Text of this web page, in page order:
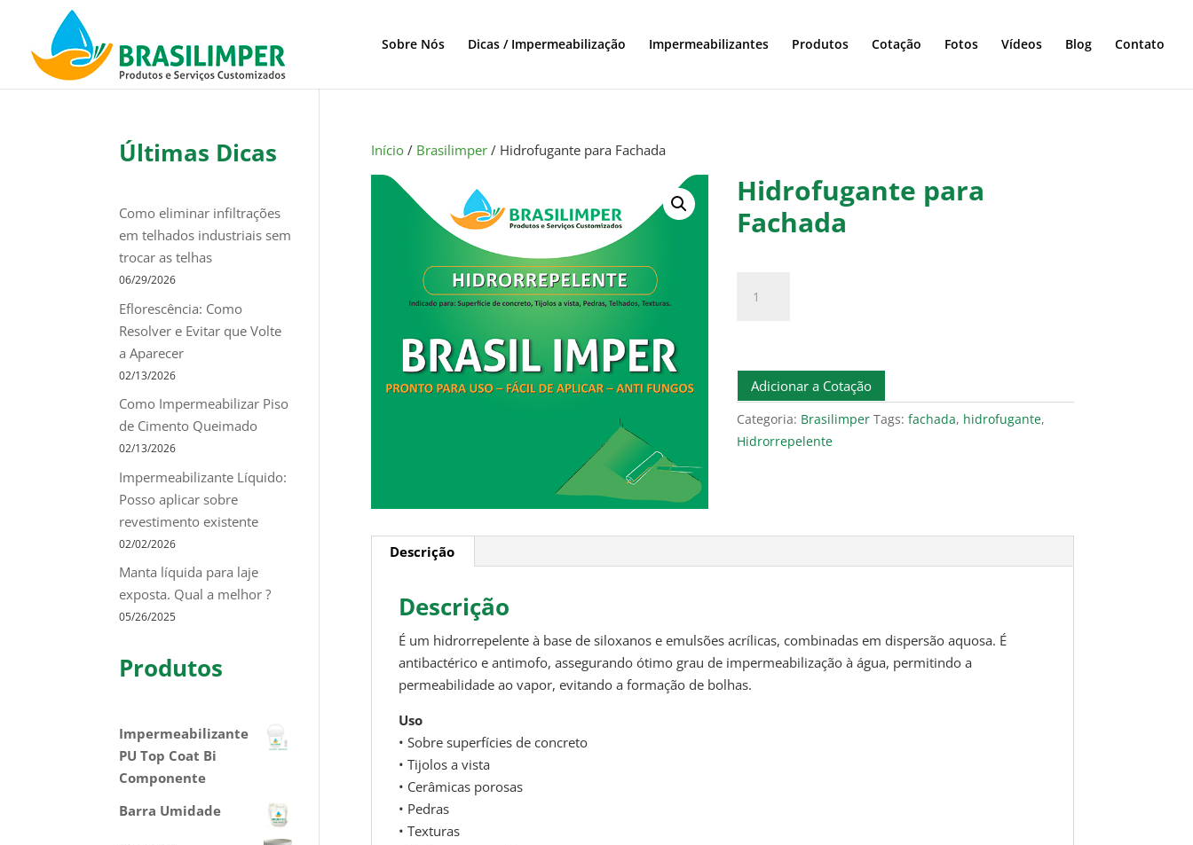
Sobre Nós Dicas / Impermeabilização Impermeabilizantes Produtos Cotação Fotos Vídeos Blog Contato
Início/ Brasilimper/ Hidrofugante para Fachada
Hidrofugante para
Fachada
para
Adicionar a Cotação
Categoria: Brasilimper Tags: fachada, hidrofugante,
Hidrorrepelente
Descrição
Descrição
É um hidrorrepelente à base de siloxanos e emulsões acrílicas, combinadas em dispersão aquosa. É
antibactérico e antimofo, assegurando ótimo grau de impermeabilização à água, permitindo a
permeabilidade ao vapor, evitando a formação de bolhas.
Uso
• Sobre superfícies de concreto
• Tijolos a vista
• Cerâmicas porosas
• Pedras
• Texturas
Últimas Dicas
Como eliminar infiltrações
em telhados industriais sem
trocar as telhas
06/29/2026
Eflorescência: Como
Resolver e Evitar que Volte
a Aparecer
02/13/2026
Como Impermeabilizar Piso
de Cimento Queimado
02/13/2026
Impermeabilizante Líquido:
Posso aplicar sobre
revestimento existente
02/02/2026
Manta líquida para laje
exposta. Qual a melhor ?
05/26/2025
Produtos
Impermeabilizante
PU Top Coat Bi
Componente
Barra Umidade